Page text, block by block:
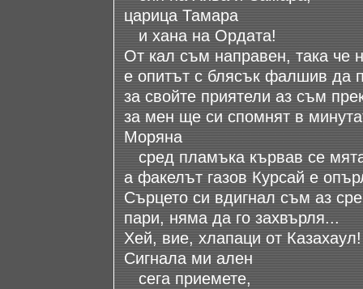
царица Тамара
и хана на Ордата!
От кал съм направен, така че
е опитът с блясък фалшив да
за свойте приятели аз съм
за мен ще си спомнят в
Моряна
сред пламъка кървав се
а факелът газов Курсай е
Сърцето си вдигнал съм аз
пари, няма да го захвърля...
Хей, вие, хлапаци от Казахаул!
Сигнала ми ален
сега приемете,